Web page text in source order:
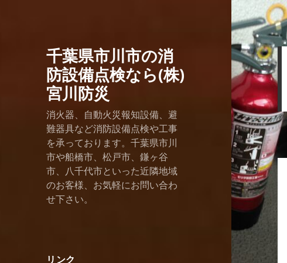
千葉県市川市の消
防設備点検なら(株)
宮川防災
消火器、自動火災報知設備、避
難器具など消防設備点検や工事
を承っております。千葉県市川
市や船橋市、松戸市、鎌ヶ谷
市、八千代市といった近隣地域
のお客様、お気軽にお問い合わ
せ下さい。
リンク